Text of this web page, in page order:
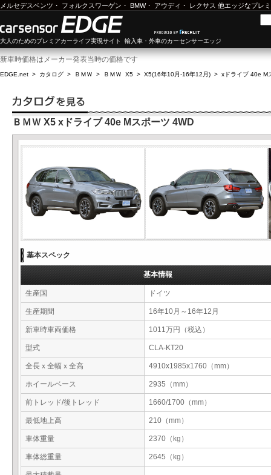
メルセデスベンツ ・ フォルクスワーゲン ・ BMW・ アウディ ・ レクサス 他エッジなプレ
大人のためのプレミアカーライフ実現サイト 輸入車・外車のカーセンサーエッジ
新車時価格はメーカー発表当時の価格です
EDGE.net > カタログ > ＢＭＷ > ＢＭＷ X5 > X5(16年10月-16年12月) > xドライブ 40e M
ＢＭＷ X5 xドライブ 40e Mスポーツ 4WD
基本スペック
基本情報
生産国 ドイツ
生産期間 16年10月～16年12月
新車時車両価格 1011万円（税込）
型式 CLA-KT20
全長ｘ全幅ｘ全高 4910x1985x1760（mm）
ホイールベース 2935（mm）
前トレッド/後トレッド 1660/1700（mm）
最低地上高 210（mm）
車体重量 2370（kg）
車体総重量 2645（kg）